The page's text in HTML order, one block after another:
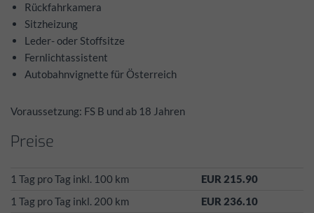
Rückfahrkamera
Sitzheizung
Leder- oder Stoffsitze
Fernlichtassistent
Autobahnvignette für Österreich
Voraussetzung: FS B und ab 18 Jahren
Preise
1 Tag pro Tag inkl. 100 km
EUR 215.90
1 Tag pro Tag inkl. 200 km
EUR 236.10